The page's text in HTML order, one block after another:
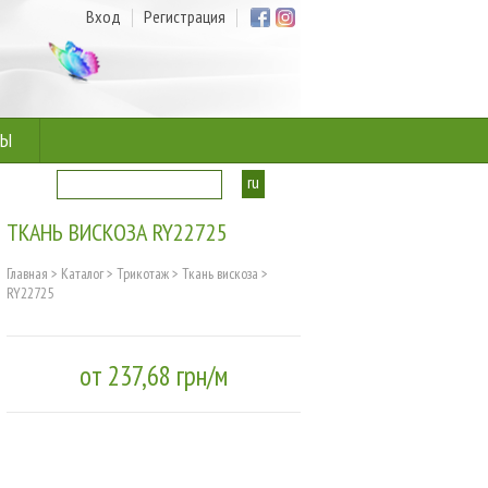
Вход Регистрация
ru
ТКАНЬ ВИСКОЗА RY22725
Главная > Каталог> Трикотаж> Ткань вискоза >
RY22725
от 237,68 грн/м